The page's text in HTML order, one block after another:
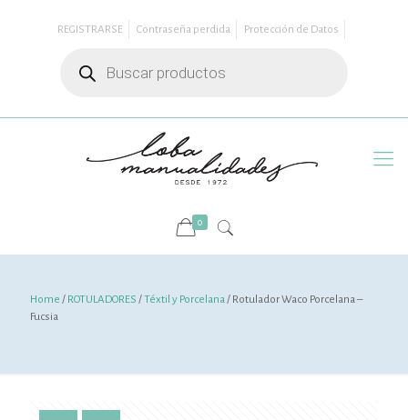
REGISTRARSE Contraseña perdida
Protección de Datos
productos
0
Home / ROTULADORES /Téxtil y Porcelana/ Rotulador Waco Porcelana –
Fucsia